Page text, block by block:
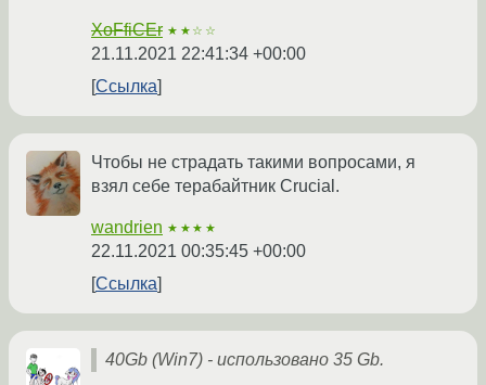
XoFfiCEr ★★☆☆
21.11.2021 22:41:34 +00:00
Ссылка
Чтобы не страдать такими вопросами, я
взял себе терабайтник Crucial.
wandrien ★★★★
22.11.2021 00:35:45 +00:00
Ссылка
40Gb (Win7) - использовано 35 Gb.